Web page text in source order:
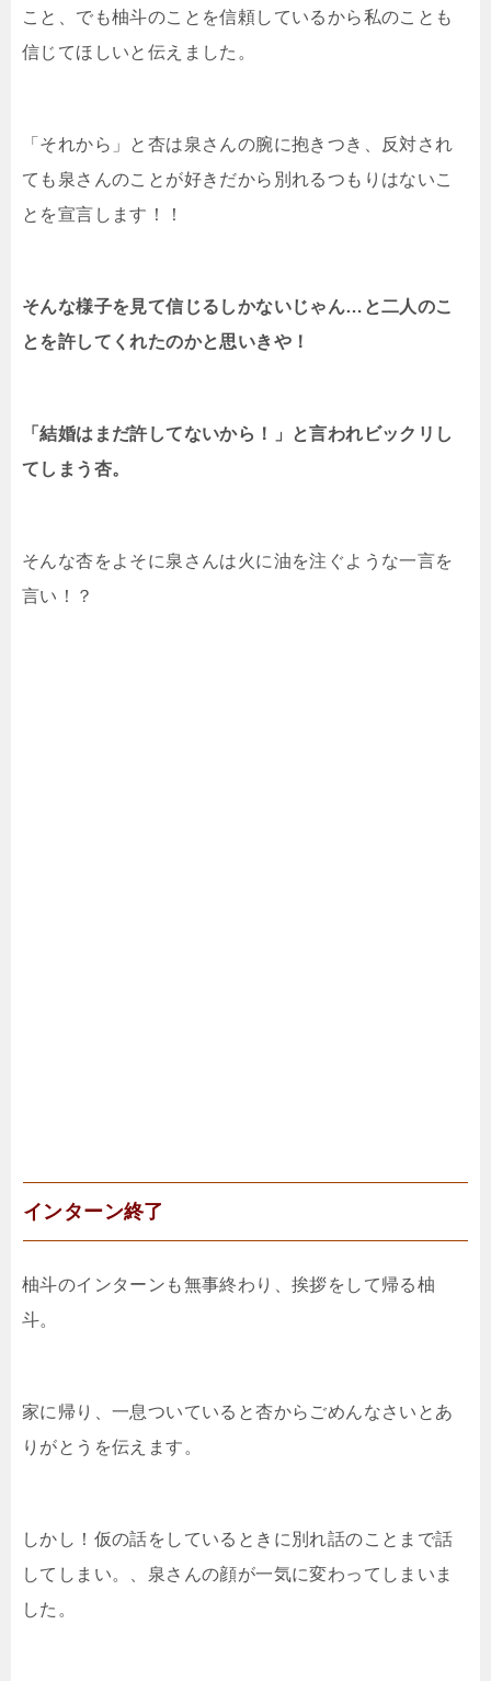
こと、でも柚斗のことを信頼しているから私のことも
信じてほしいと伝えました。
「それから」と杏は泉さんの腕に抱きつき、反対され
ても泉さんのことが好きだから別れるつもりはないこ
とを宣言します！！
そんな様子を見て信じるしかないじゃん…と二人のこ
とを許してくれたのかと思いきや！
「結婚はまだ許してないから！」と言われビックリし
てしまう杏。
そんな杏をよそに泉さんは火に油を注ぐような一言を
言い！？
インターン終了
柚斗のインターンも無事終わり、挨拶をして帰る柚
斗。
家に帰り、一息ついていると杏からごめんなさいとあ
りがとうを伝えます。
しかし！仮の話をしているときに別れ話のことまで話
してしまい。、泉さんの顔が一気に変わってしまいま
した。